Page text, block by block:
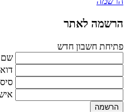
הרשמה לאתר
פתיחת חשבון חדש
הרשמה